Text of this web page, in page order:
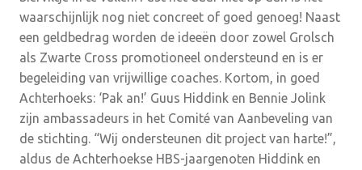
waarschijnlijk nog niet concreet of goed genoeg! Naast
een geldbedrag worden de ideeën door zowel Grolsch
als Zwarte Cross promotioneel ondersteund en is er
begeleiding van vrijwillige coaches. Kortom, in goed
Achterhoeks: ‘Pak an!’ Guus Hiddink en Bennie Jolink
zijn ambassadeurs in het Comité van Aanbeveling van
de stichting. “Wij ondersteunen dit project van harte!”,
aldus de Achterhoekse HBS-jaargenoten Hiddink en